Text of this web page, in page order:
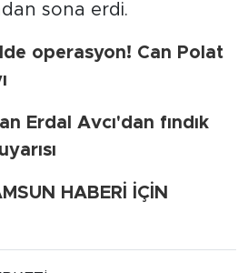
sona erdi.
operasyon! Can Polat
Erdal Avcı'dan fındık
HABERİ İÇİN